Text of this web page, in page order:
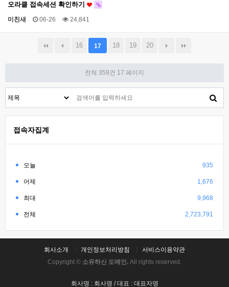
오라클 접속세션 확인하기
미친새 06-26 24,841
16 17 18 19 20
전체 359건 17 페이지
접속자집계
오늘 935
어제 1,676
최대 9,968
전체 2,723,791
회사소개 개인정보처리방침
서비스이용약관
Copyright © 소유하신 도메인. All rights reserved.
회사명 : 회사명 / 대표 : 대표자명